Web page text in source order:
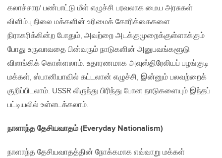
கலாச்சார/ பண்பாட்டு மீள் எழுச்சி பரவலாக மைய அரசுகள்
விளிம்பு நிலை மக்களின் உரிமைக் கோரிக்கைகளை
நிராகரிக்கின்ற போதும், அவற்றை அடக்குமுறைக்குள்ளாக்கும்
போது உருவாவதை பின்வரும் நாடுகளின் அனுபவங்களூடு
விளங்கிக் கொள்ளலாம். உதாரணமாக அவுஸ்திரேலியப் பழங்குடி
மக்கள், ஸ்பானியாவில் கட்டலான் எழுச்சி, இன்னும் பலவற்றைக்
குறிப்பிடலாம். USSR லிருந்து பிரிந்து போன நாடுகளையும் இந்தப்
பட்டியலில் உள்ளடக்கலாம்.
நாளாந்த தேசியவாதம் (Everyday Nationalism)
நாளாந்த தேசியவாதத்தின் நோக்கமாக எவ்வாறு மக்கள்